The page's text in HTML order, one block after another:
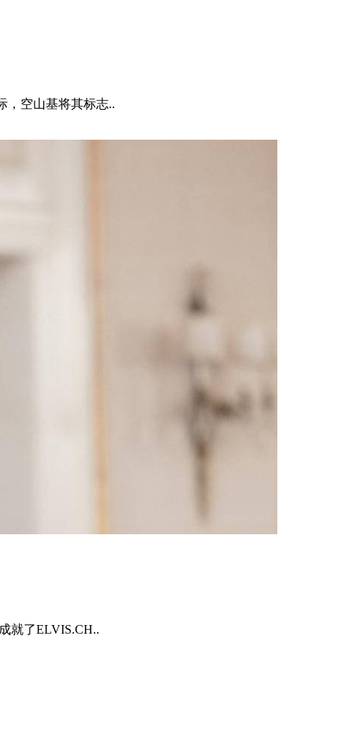
，空山基将其标志..
就了ELVIS.CH..